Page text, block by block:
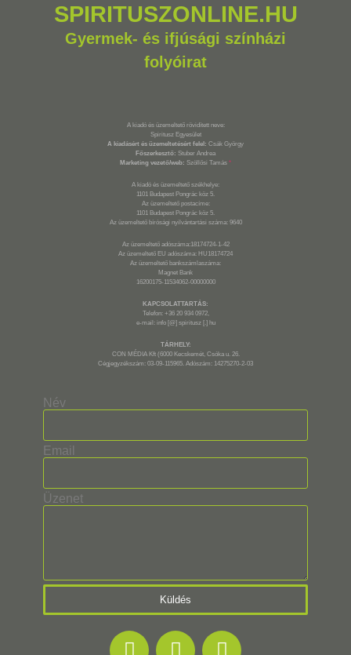
SPIRITUSZONLINE.HU
Gyermek- és ifjúsági színházi
folyóirat
A kiadó és üzemeltető rövidített neve:
Spiritusz Egyesület
A kiadásért és üzemeltetésért felel: Csák György
Főszerkesztő: Stuber Andrea
Marketing vezető/web: Szöllősi Tamás *
A kiadó és üzemeltető székhelye:
1101 Budapest Pongrác köz 5.
Az üzemeltető postacíme:
1101 Budapest Pongrác köz 5.
Az üzemeltető bírósági nyilvántartási száma: 9640
Az üzemeltető adószáma:18174724-1-42
Az üzemeltető EU adószáma: HU18174724
Az üzemeltető bankszámlaszáma:
Magnet Bank
16200175-11534062-00000000
KAPCSOLATTARTÁS:
Telefon: +36 20 934 0972,
e-mail: info [@] spiritusz [.] hu
TÁRHELY:
CON MÉDIA Kft (6000 Kecskemét, Csóka u. 26.
Cégjegyzékszám: 03-09-115965. Adószám: 14275270-2-03
Név
Email
Üzenet
Küldés